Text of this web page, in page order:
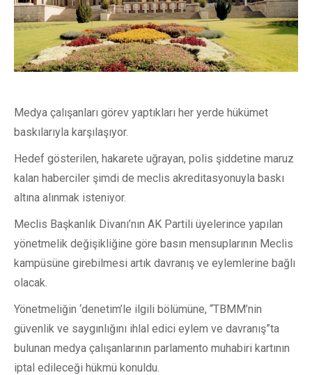
Medya çalışanları görev yaptıkları her yerde hükümet
baskılarıyla karşılaşıyor.
Hedef gösterilen, hakarete uğrayan, polis şiddetine maruz
kalan haberciler şimdi de meclis akreditasyonuyla baskı
altına alınmak isteniyor.
Meclis Başkanlık Divanı’nın AK Partili üyelerince yapılan
yönetmelik değişikliğine göre basın mensuplarının Meclis
kampüsüne girebilmesi artık davranış ve eylemlerine bağlı
olacak.
Yönetmeliğin ‘denetim’le ilgili bölümüne, “TBMM’nin
güvenlik ve saygınlığını ihlal edici eylem ve davranış”ta
bulunan medya çalışanlarının parlamento muhabiri kartının
iptal edileceği hükmü konuldu.